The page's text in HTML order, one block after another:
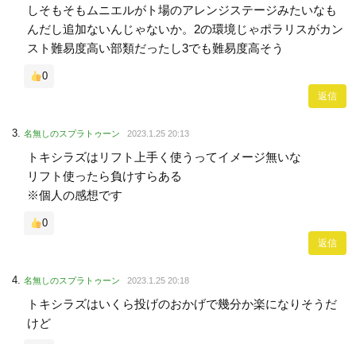
しそもそもムニエルがト場のアレンジステージみたいなも
んだし追加ないんじゃないか。2の環境じゃポラリスがカン
スト難易度高い部類だったし3でも難易度高そう
0
返信
名無しのスプラトゥーン 2023.1.25 20:13
トキシラズはリフト上手く使うってイメージ無いな
リフト使ったら負けすらある
※個人の感想です
0
返信
名無しのスプラトゥーン 2023.1.25 20:18
トキシラズはいくら投げのおかげで幾分か楽になりそうだ
けど